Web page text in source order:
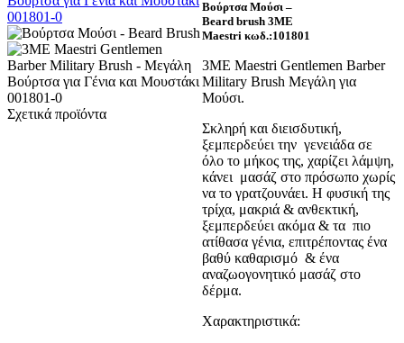
Βούρτσα Μούσι –
Beard brush 3ME
Maestri κωδ.:101801
3ME Maestri Gentlemen Barber
Military Brush Μεγάλη για
Μούσι.
Σκληρή και διεισδυτική,
ξεμπερδεύει την γενειάδα σε
όλο το μήκος της, χαρίζει λάμψη,
κάνει μασάζ στο πρόσωπο χωρίς
να το γρατζουνάει. Η φυσική της
τρίχα, μακριά & ανθεκτική,
ξεμπερδεύει ακόμα & τα πιο
ατίθασα γένια, επιτρέποντας ένα
βαθύ καθαρισμό & ένα
αναζωογονητικό μασάζ στο
δέρμα.
Χαρακτηριστικά:
Σχετικά προϊόντα